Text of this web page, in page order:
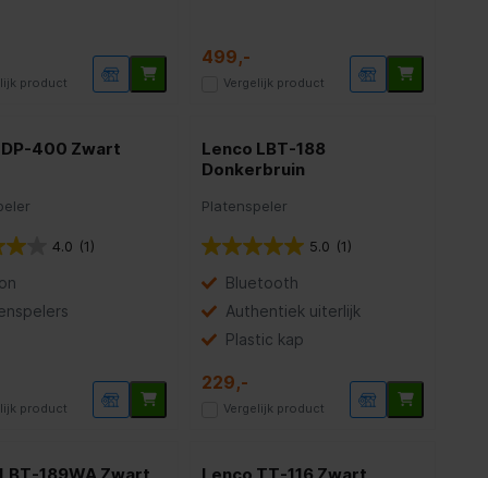
product
499,-
Vergelijk product
DP-400 Zwart
4.0 (1)
product
Lenco LBT-188
Donkerbruin
Platenspeler
5.0 (1)
Bluetooth
Authentiek uiterlijk
Plastic kap
229,-
Vergelijk product
189WA Zwart Lenco TT-116 Zwart